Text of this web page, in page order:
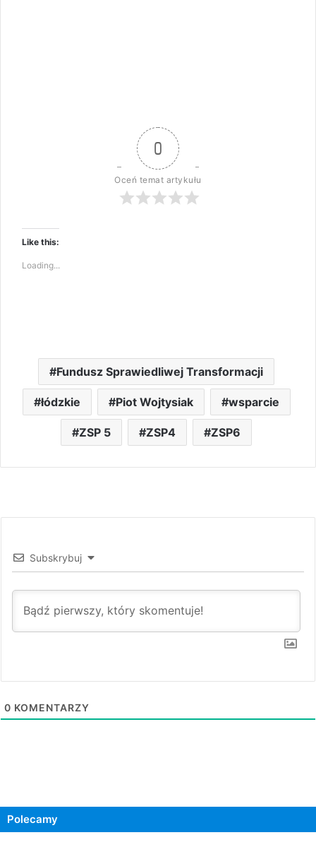
0
Oceń temat artykułu
Like this:
Loading...
Fundusz Sprawiedliwej Transformacji
łódzkie Piot Wojtysiak wsparcie
ZSP 5 ZSP4 ZSP6
Subskrybuj
0 KOMENTARZY
Polecamy